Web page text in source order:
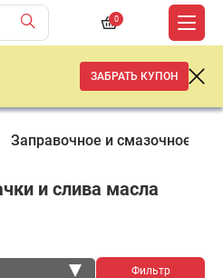
0
ЗАБРАТЬ КУПОН
Заправочное и смазочное
и слива масла
Фильтр